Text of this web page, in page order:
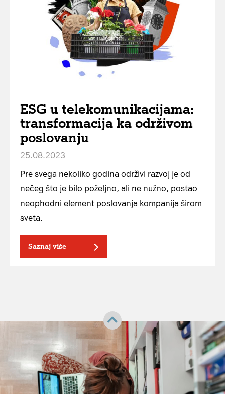
ESG u telekomunikacijama:
transformacija ka održivom
poslovanju
25.08.2023
Pre svega nekoliko godina održivi razvoj je od
nečeg što je bilo poželjno, ali ne nužno, postao
neophodni element poslovanja kompanija širom
sveta.
Saznaj više